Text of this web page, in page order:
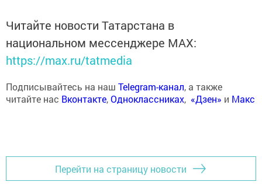
Читайте новости Татарстана в
национальном мессенджере MАХ:
https://max.ru/tatmedia
Подписывайтесь на наш Telegram-канал, а также
читайте нас Вконтакте,Одноклассниках, «Дзен» и Макс
Перейти на страницу новости